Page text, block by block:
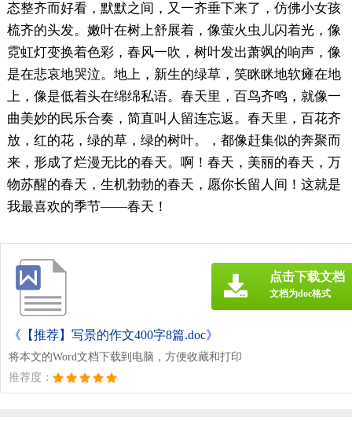
态整齐而好看，默默之间，又一齐垂下来了，仿佛小女孩
梳齐的头发。嫩叶在树上舒展着，像萤火虫儿闪着光，像
霓虹灯变换着色彩，春风一吹，树叶发出萧飒的响声，像
是在悲哀地哭泣。地上，新生的绿草，笑眯眯地软瘫在地
上，像是低着头在绵绵私语。春天里，百鸟齐鸣，就像一
曲美妙的民乐合奏，简直叫人留连忘返。春天里，百花齐
放，红的花，绿的草，绿的树叶。，都像赶集似的奔聚而
来，形成了烂漫无比的春天。啊！春天，美丽的春天，万
物苏醒的春天，生机勃勃的春天，愿你长留人间！这就是
我最喜欢的季节——春天！
《【推荐】写景的作文400字8篇.doc》
将本文的Word文档下载到电脑，方便收藏和打印
推荐度：
点击下载文档
文档为doc格式